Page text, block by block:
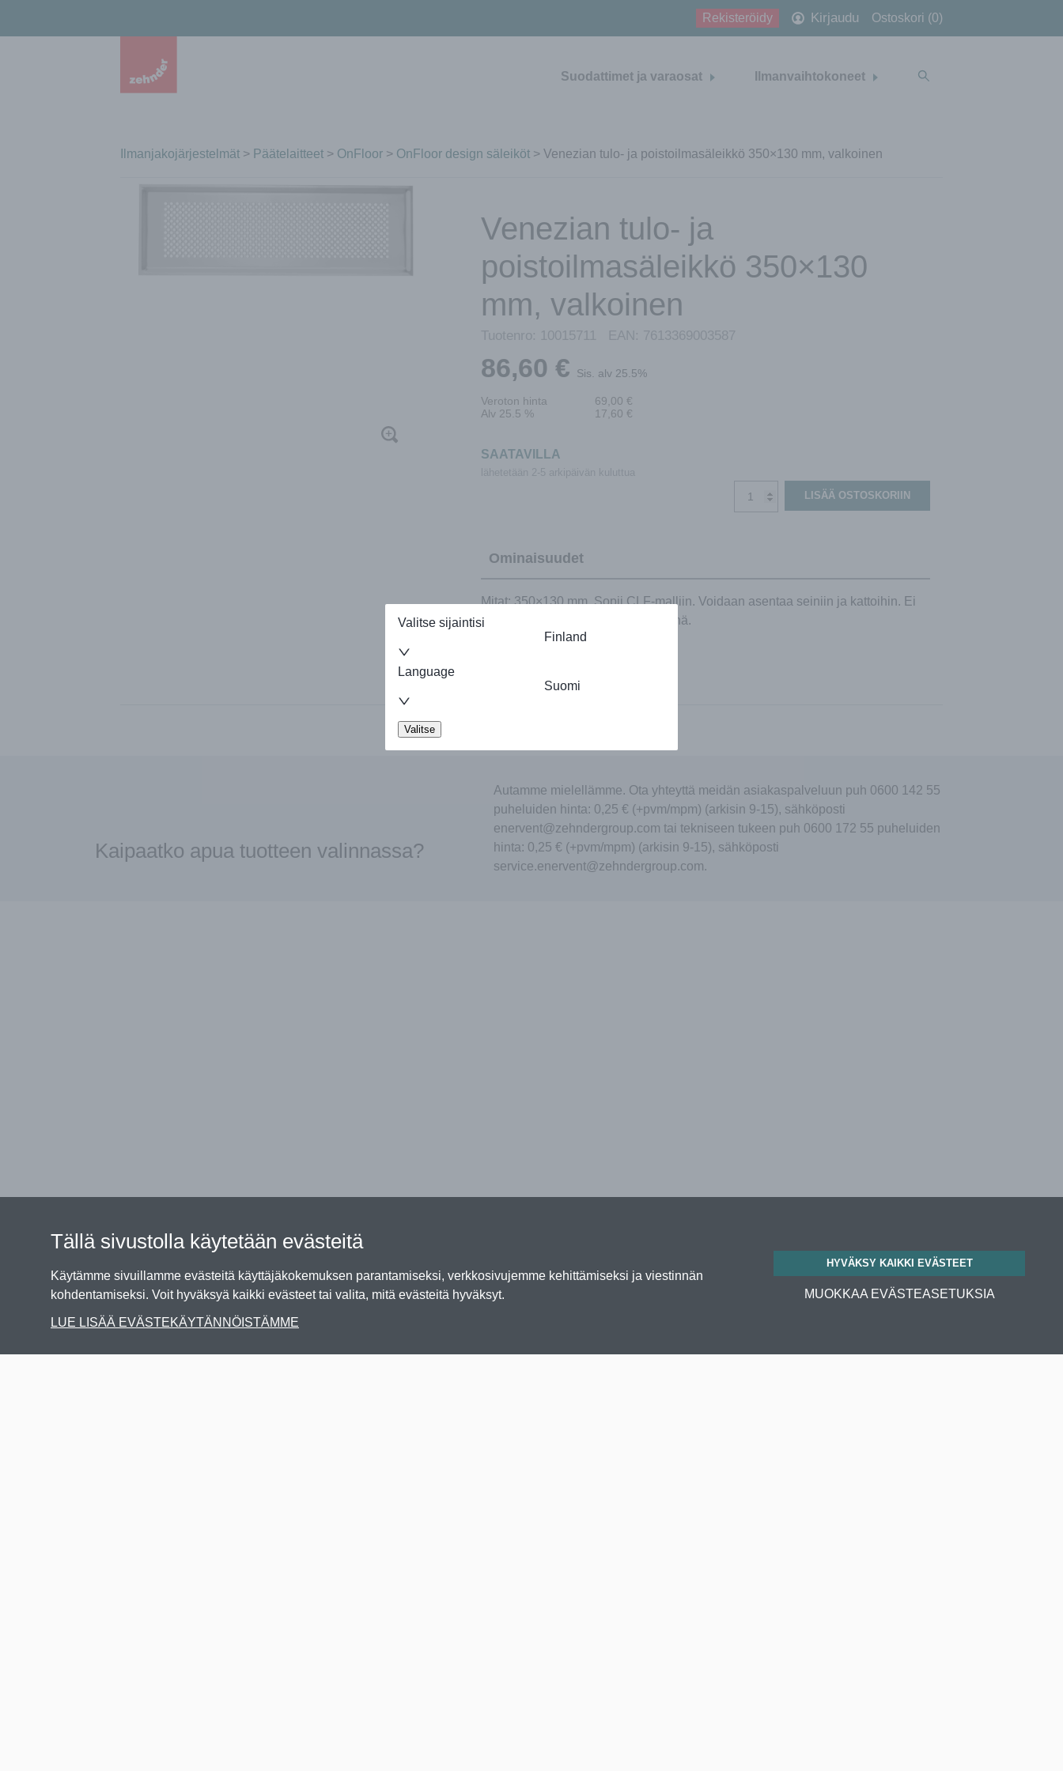
Suodattimet ja varaosat Ilmanvaihtokoneet
Valitse sijaintisi
Finland
Language
Suomi
Valitse
Rekisteröidy Kirjaudu Ostoskori (0)
Ilmanjakojärjestelmät > Päätelaitteet > OnFloor > OnFloor design säleiköt > Venezian tulo- ja poistoilmasäleikkö 350×130 mm, valkoinen
Venezian tulo- ja
poistoilmasäleikkö 350×130
mm, valkoinen
Tuotenro: 10015711 EAN: 7613369003587
86,60 € Sis. alv 25.5%
Veroton hinta 69,00 €
Alv 25.5 %
17,60 €
SAATAVILLA
lähetetään 2-5 arkipäivän kuluttua
tulo-
määrä
LISÄÄ OSTOSKORIIN
Ominaisuudet
Mitat: 350×130 mm. Sopii CLF-malliin. Voidaan asentaa seiniin ja kattoihin. Ei
sovellu käytettäväksi lattiasäleikkönä.
Kaipaatko apua tuotteen valinnassa?
Autamme mielellämme. Ota yhteyttä meidän asiakaspalveluun puh 0600 142 55
puheluiden hinta: 0,25 € (+pvm/mpm) (arkisin 9-15), sähköposti
enervent@zehndergroup.com tai tekniseen tukeen puh 0600 172 55 puheluiden
hinta: 0,25 € (+pvm/mpm) (arkisin 9-15), sähköposti
service.enervent@zehndergroup.com.
Tällä sivustolla käytetään evästeitä
Käytämme sivuillamme evästeitä käyttäjäkokemuksen parantamiseksi, verkkosivujemme kehittämiseksi ja viestinnän
kohdentamiseksi. Voit hyväksyä kaikki evästeet tai valita, mitä evästeitä hyväksyt.
LUE LISÄÄ EVÄSTEKÄYTÄNNÖISTÄMME
HYVÄKSY KAIKKI EVÄSTEET
MUOKKAA EVÄSTEASETUKSIA